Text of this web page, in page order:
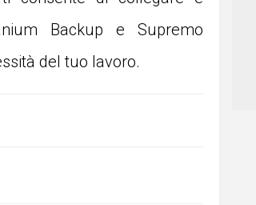
Backup e Supremo
del tuo lavoro.